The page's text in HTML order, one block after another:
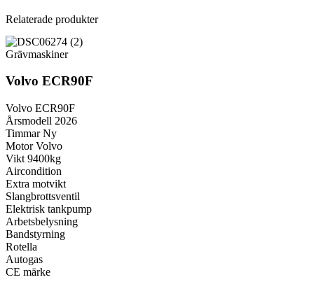
Relaterade produkter
Grävmaskiner
Volvo ECR90F
Volvo ECR90F
Årsmodell 2026
Timmar Ny
Motor Volvo
Vikt 9400kg
Aircondition
Extra motvikt
Slangbrottsventil
Elektrisk tankpump
Arbetsbelysning
Bandstyrning
Rotella
Autogas
CE märke